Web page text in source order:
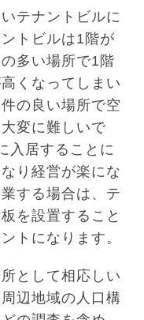
テナントビルに
トビルは1階が
多い場所で1階
くなってしまい
の良い場所で空
変に難しいで
入居することに
り経営が楽にな
する場合は、テ
を設置すること
トになります。
として相応しい
辺地域の人口構